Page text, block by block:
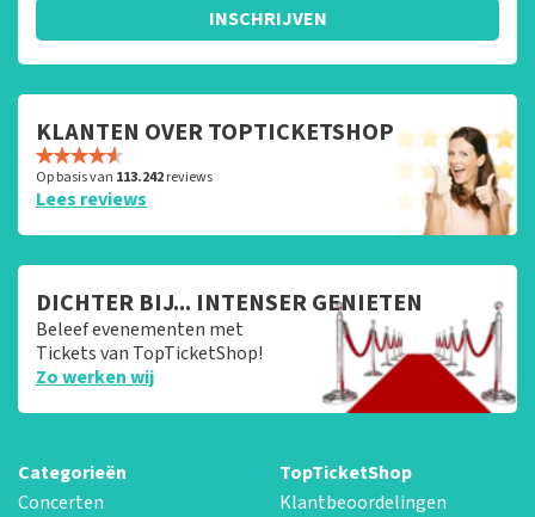
INSCHRIJVEN
KLANTEN OVER TOPTICKETSHOP
Op basis van 113.242reviews
Lees reviews
DICHTER BIJ... INTENSER GENIETEN
Beleef evenementen met
Tickets van TopTicketShop!
Zo werken wij
Categorieën
Concerten
TopTicketShop
Klantbeoordelingen